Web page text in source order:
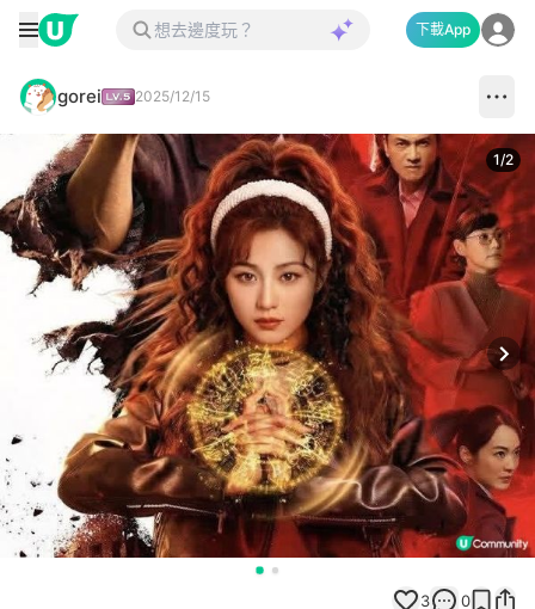
下載App
gorei 2025/12/15
1/2
3 0